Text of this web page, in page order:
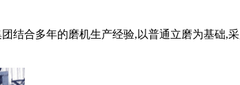
结合多年的磨机生产经验,以普通立磨为基础,